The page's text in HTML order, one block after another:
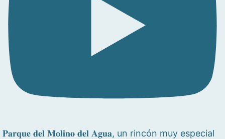
𝐏𝐚𝐫𝐪𝐮𝐞 𝐝𝐞𝐥 𝐌𝐨𝐥𝐢𝐧𝐨 𝐝𝐞𝐥 𝐀𝐠𝐮𝐚, un rincón muy especial